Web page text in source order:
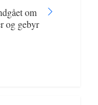
om
og gebyr